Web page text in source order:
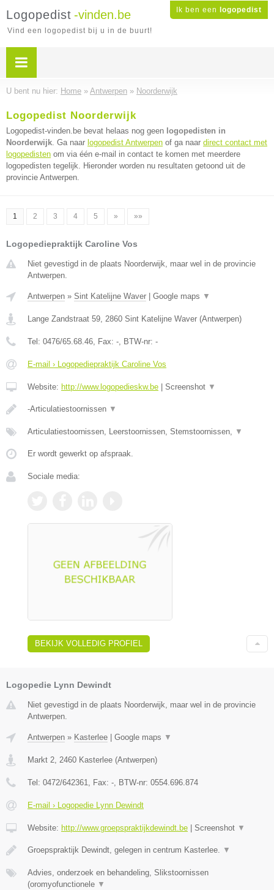
Ik ben een logopedist
Logopedist -vinden.be
Vind een logopedist bij u in de buurt!
U bent nu hier: Home » Antwerpen » Noorderwijk
Logopedist Noorderwijk
Logopedist-vinden.be bevat helaas nog geen logopedisten in
Noorderwijk. Ga naar logopedist Antwerpen of ga naar direct contact met
logopedisten om via één e-mail in contact te komen met meerdere
logopedisten tegelijk. Hieronder worden nu resultaten getoond uit de
provincie Antwerpen.
1 2 3 4 5 » »»
Logopediepraktijk Caroline Vos
Niet gevestigd in de plaats Noorderwijk, maar wel in de provincie
Antwerpen.
Antwerpen » Sint Katelijne Waver Google maps ▼
Lange Zandstraat 59, 2860 Sint Katelijne Waver (Antwerpen)
Tel: 0476/65.68.46, Fax: -, BTW-nr: -
E-mail › Logopediepraktijk Caroline Vos
Website: http://www.logopedieskw.be Screenshot ▼
-Articulatiestoornissen ▼
Articulatiestoornissen, Leerstoornissen, Stemstoornissen, ▼
Er wordt gewerkt op afspraak.
Sociale media:
BEKIJK VOLLEDIG PROFIEL
Logopedie Lynn Dewindt
Niet gevestigd in de plaats Noorderwijk, maar wel in de provincie
Antwerpen.
Antwerpen » Kasterlee | Google maps ▼
Markt 2 2460 Kasterlee (Antwerpen)
Tel: 0472/642361 , Fax: - , BTW-nr: 0554.696.874
E-mail › Logopedie Lynn Dewindt
Website: http://www.groepspraktijkdewindt.be | Screenshot ▼
Groepspraktijk Dewindt, gelegen in centrum Kasterlee. ▼
Advies, onderzoek en behandeling, Slikstoornissen
(oromyofunctionele ▼